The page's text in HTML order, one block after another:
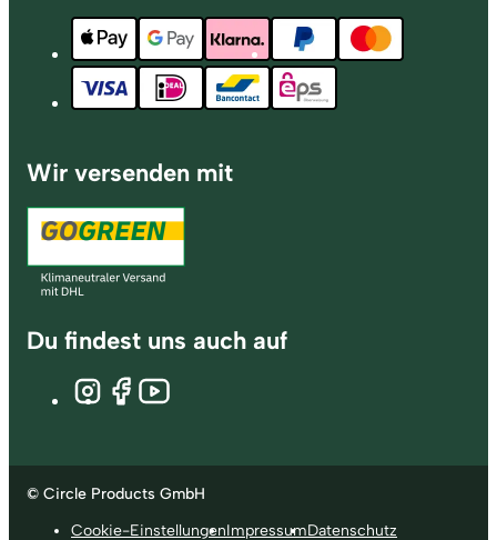
Wir versenden mit
Du findest uns auch auf
© Circle Products GmbH
Cookie-EinstellungenImpressumDatenschutz